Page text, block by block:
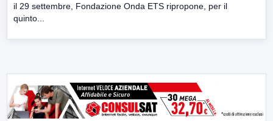
il 29 settembre, Fondazione Onda ETS ripropone, per il
quinto...